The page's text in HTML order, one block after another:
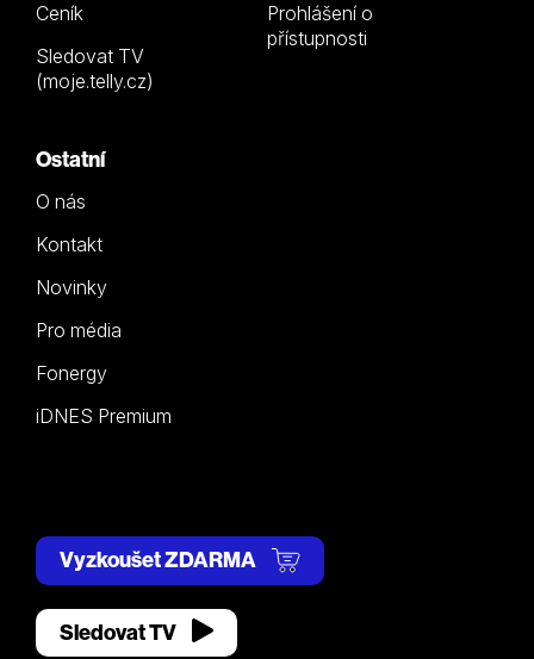
Ceník
Sledovat TV
(moje.telly.cz)
Prohlášení o
přístupnosti
Ostatní
O nás
Kontakt
Novinky
Pro média
Fonergy
iDNES Premium
Vyzkoušet ZDARMA
Sledovat TV